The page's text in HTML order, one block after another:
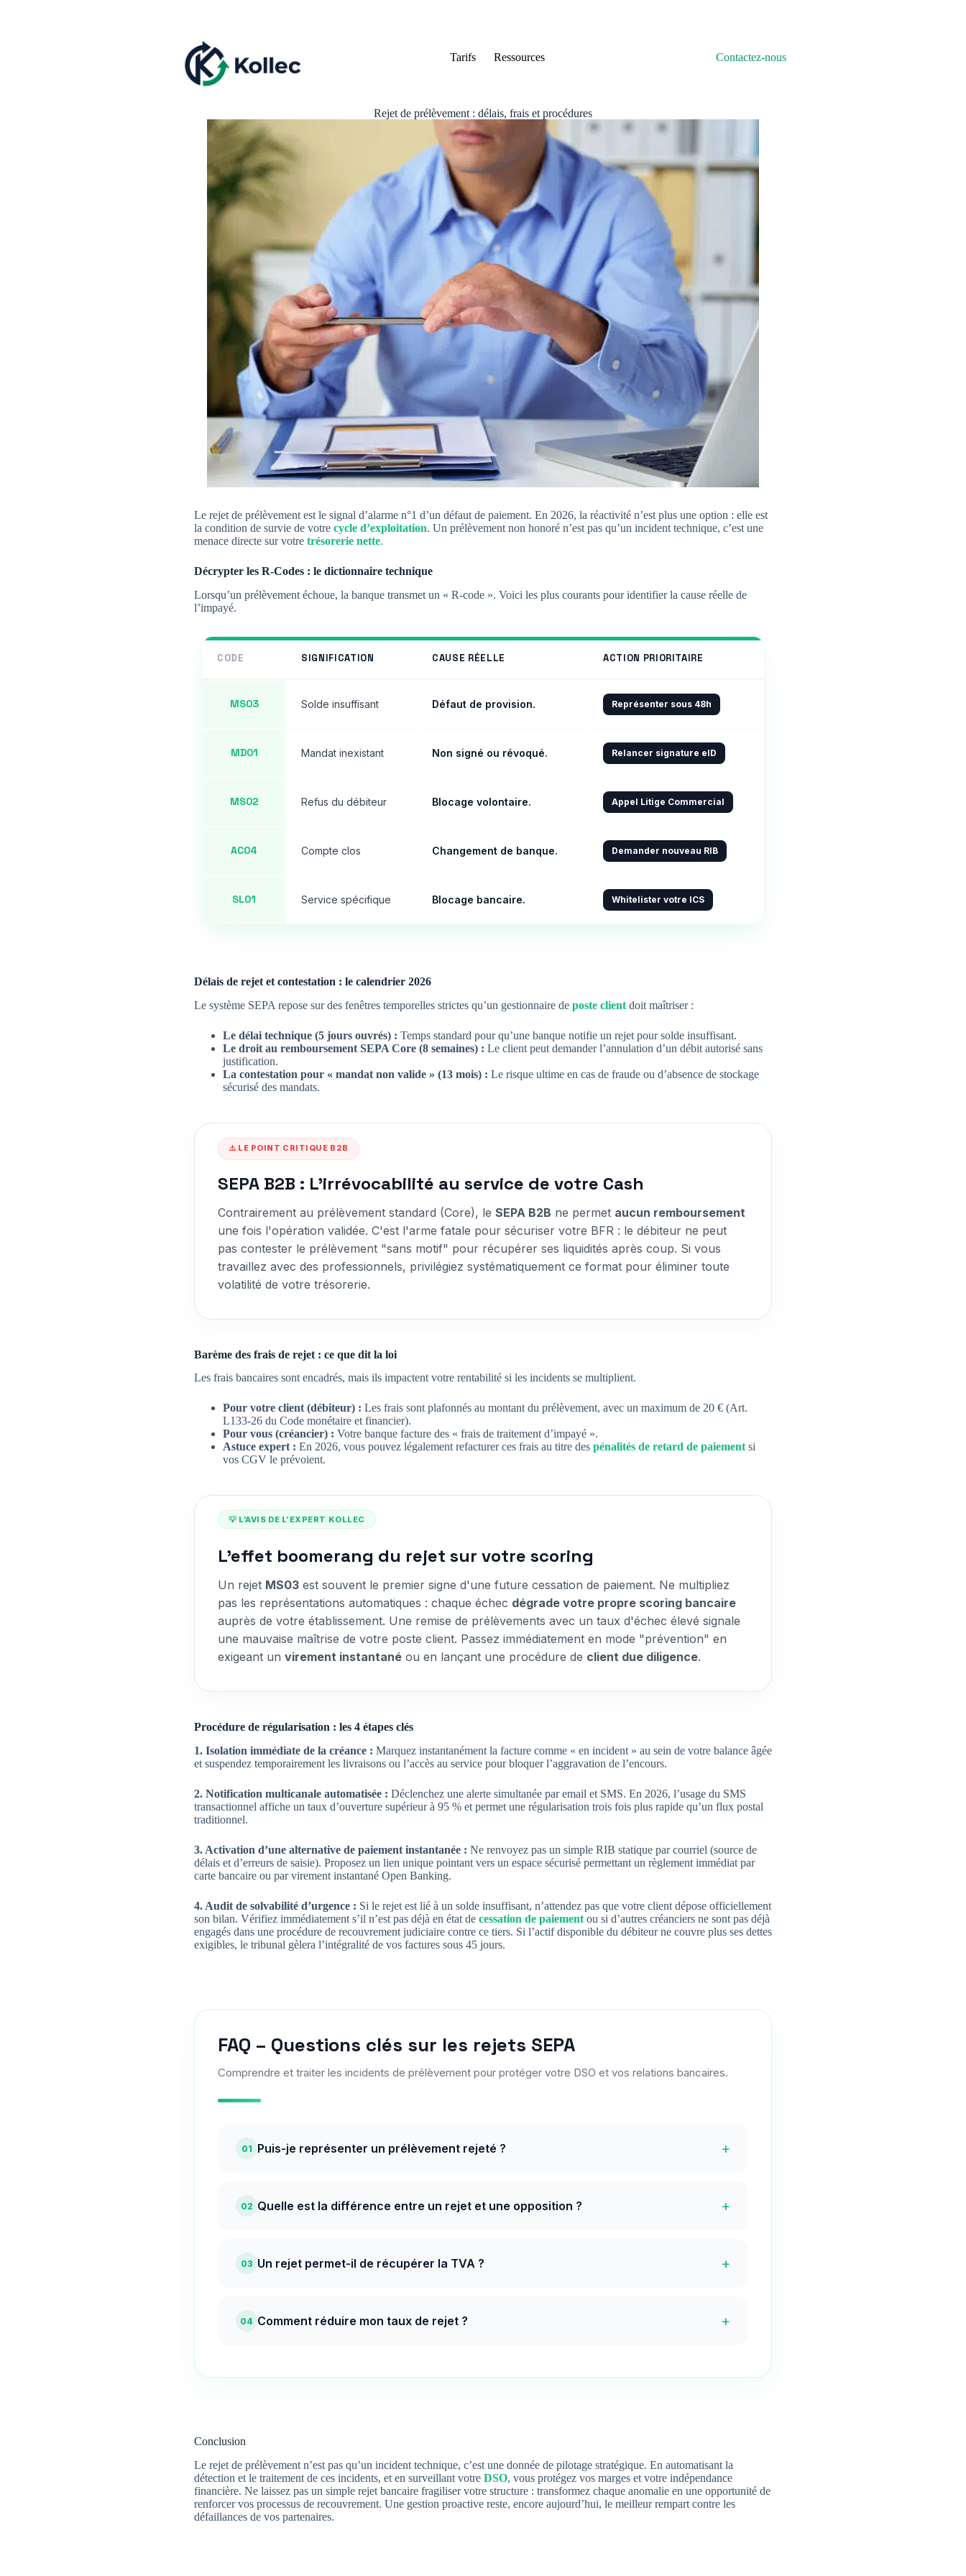
Tarifs Ressources Contactez-nous
Rejet de prélèvement : délais, frais et procédures
Le rejet de prélèvement est le signal d’alarme n°1 d’un défaut de paiement. En 2026, la réactivité n’est plus une option : elle est
la condition de survie de votre cycle d’exploitation. Un prélèvement non honoré n’est pas qu’un incident technique, c’est une
menace directe sur votre trésorerie nette.
Décrypter les R-Codes : le dictionnaire technique
Lorsqu’un prélèvement échoue, la banque transmet un « R-code ». Voici les plus courants pour identifier la cause réelle de
l’impayé.
CODE SIGNIFICATION CAUSE RÉELLE ACTION PRIORITAIRE
MS03 Solde insuffisant Défaut de provision. Représenter sous 48h
MD01 Mandat inexistant Non signé ou révoqué. Relancer signature eID
MS02 Refus du débiteur Blocage volontaire. Appel Litige Commercial
AC04 Compte clos Changement de banque. Demander nouveau RIB
SL01 Service spécifique Blocage bancaire. Whitelister votre ICS
Délais de rejet et contestation : le calendrier 2026
Le système SEPA repose sur des fenêtres temporelles strictes qu’un gestionnaire de poste client doit maîtriser :
Le délai technique (5 jours ouvrés) : Temps standard pour qu’une banque notifie un rejet pour solde insuffisant.
Le droit au remboursement SEPA Core (8 semaines) : Le client peut demander l’annulation d’un débit autorisé sans
justification.
La contestation pour « mandat non valide » (13 mois) : Le risque ultime en cas de fraude ou d’absence de stockage
sécurisé des mandats.
⚠️ LE POINT CRITIQUE B2B
SEPA B2B : L'irrévocabilité au service de votre Cash
Contrairement au prélèvement standard (Core), le SEPA B2B ne permet aucun remboursement
une fois l'opération validée. C'est l'arme fatale pour sécuriser votre BFR : le débiteur ne peut
pas contester le prélèvement "sans motif" pour récupérer ses liquidités après coup. Si vous
travaillez avec des professionnels, privilégiez systématiquement ce format pour éliminer toute
volatilité de votre trésorerie.
Barème des frais de rejet : ce que dit la loi
Les frais bancaires sont encadrés, mais ils impactent votre rentabilité si les incidents se multiplient.
Pour votre client (débiteur) : Les frais sont plafonnés au montant du prélèvement, avec un maximum de 20 € (Art.
L133-26 du Code monétaire et financier).
Pour vous (créancier) : Votre banque facture des « frais de traitement d’impayé ».
Astuce expert : En 2026, vous pouvez légalement refacturer ces frais au titre des pénalités de retard de paiement si
vos CGV le prévoient.
💡 L’AVIS DE L’EXPERT KOLLEC
L'effet boomerang du rejet sur votre scoring
Un rejet MS03 est souvent le premier signe d'une future cessation de paiement. Ne multipliez
pas les représentations automatiques : chaque échec dégrade votre propre scoring bancaire
auprès de votre établissement. Une remise de prélèvements avec un taux d'échec élevé signale
une mauvaise maîtrise de votre poste client. Passez immédiatement en mode "prévention" en
exigeant un virement instantané ou en lançant une procédure de client due diligence.
Procédure de régularisation : les 4 étapes clés
1. Isolation immédiate de la créance : Marquez instantanément la facture comme « en incident » au sein de votre balance âgée
et suspendez temporairement les livraisons ou l’accès au service pour bloquer l’aggravation de l’encours.
2. Notification multicanale automatisée : Déclenchez une alerte simultanée par email et SMS. En 2026, l’usage du SMS
transactionnel affiche un taux d’ouverture supérieur à 95 % et permet une régularisation trois fois plus rapide qu’un flux postal
traditionnel.
3. Activation d’une alternative de paiement instantanée : Ne renvoyez pas un simple RIB statique par courriel (source de
délais et d’erreurs de saisie). Proposez un lien unique pointant vers un espace sécurisé permettant un règlement immédiat par
carte bancaire ou par virement instantané Open Banking.
4. Audit de solvabilité d’urgence : Si le rejet est lié à un solde insuffisant, n’attendez pas que votre client dépose officiellement
son bilan. Vérifiez immédiatement s’il n’est pas déjà en état de cessation de paiement ou si d’autres créanciers ne sont pas déjà
engagés dans une procédure de recouvrement judiciaire contre ce tiers. Si l’actif disponible du débiteur ne couvre plus ses dettes
exigibles, le tribunal gèlera l’intégralité de vos factures sous 45 jours.
FAQ – Questions clés sur les rejets SEPA
Comprendre et traiter les incidents de prélèvement pour protéger votre DSO et vos relations bancaires.
01 Puis-je représenter un prélèvement rejeté ? +
02 Quelle est la différence entre un rejet et une opposition ? +
03 Un rejet permet-il de récupérer la TVA ? +
04 Comment réduire mon taux de rejet ? +
Conclusion
Le rejet de prélèvement n’est pas qu’un incident technique, c’est une donnée de pilotage stratégique. En automatisant la
détection et le traitement de ces incidents, et en surveillant votre DSO, vous protégez vos marges et votre indépendance
financière. Ne laissez pas un simple rejet bancaire fragiliser votre structure : transformez chaque anomalie en une opportunité de
renforcer vos processus de recouvrement. Une gestion proactive reste, encore aujourd’hui, le meilleur rempart contre les
défaillances de vos partenaires.